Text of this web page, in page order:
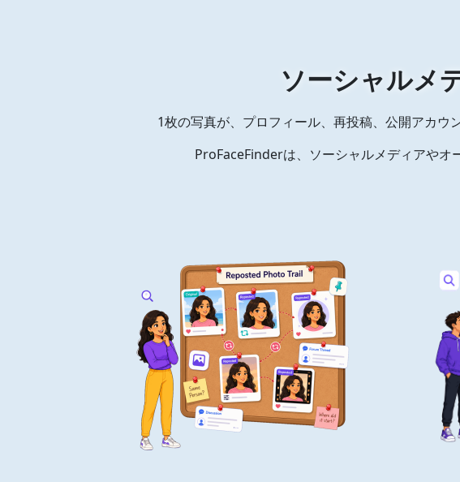
ソーシャルメ
1枚の写真が、プロフィール、再投稿、公開アカ
ProFaceFinderは、ソーシャルメディアやオ